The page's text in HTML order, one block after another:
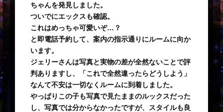
ちゃんを発見しました。
ついでにエックスも確認。
これはめっちゃ可愛いぞ…？
と即電話予約して、案内の指示通りにルームに向か
います。
ジェリーさんは写真と実物の差が全然ないことで評
判ありますし、「これで全然違ったらどうしよう」
なんて不安は一切なくルームに到着しました。
やっぱりこの子も写真で見たままのルックスだった
し、写真では分からなかったですが、スタイルも良